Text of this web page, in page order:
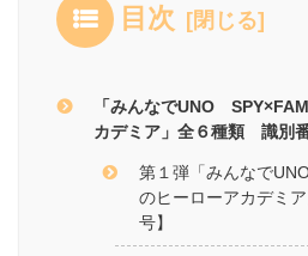
目次
「みんなでUNO
カデミア」全６種類 識別
第１弾「みんなで
のヒーローアカデミ
号】